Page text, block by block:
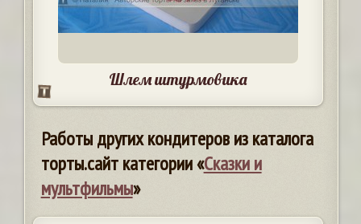
Шлем штурмовика
Работы других кондитеров из каталога
торты.сайт категории «Сказки и
мультфильмы»